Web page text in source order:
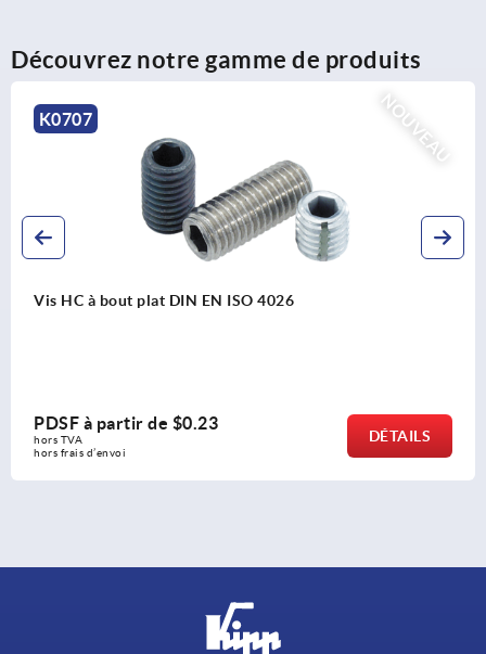
Découvrez notre gamme de produits
NOUVEAU
DÉTAILS
Rondelle
PDSF à partir de $1.88